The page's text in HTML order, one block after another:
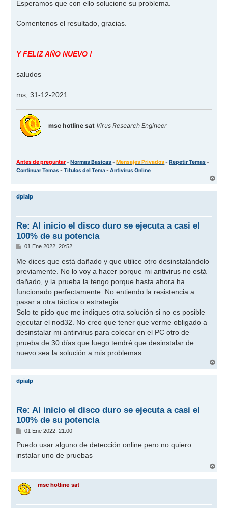
Esperamos que con ello solucione su problema.
Comentenos el resultado, gracias.
Y FELIZ AÑO NUEVO !
saludos
ms, 31-12-2021
msc hotline sat Virus Research Engineer
Antes de preguntar-Normas Basicas-Mensajes Privados-Repetir Temas-
Continuar Temas-Titulos del Tema-Antivirus Online
r
dpialp
Re: Al inicio el disco duro se ejecuta a casi el
100% de su potencia
M
n
a
e
01 Ene 2022, 20:52
Me dices que está dañado y que utilice otro desinstalándolo
previamente. No lo voy a hacer porque mi antivirus no está
dañado, y la prueba la tengo porque hasta ahora ha
funcionado perfectamente. No entiendo la resistencia a
pasar a otra táctica o estrategia.
Solo te pido que me indiques otra solución si no es posible
ejecutar el nod32. No creo que tener que verme obligado a
desinstalar mi antirvirus para colocar en el PC otro de
prueba de 30 días que luego tendré que desinstalar de
nuevo sea la solución a mis problemas.
r
dpialp
Re: Al inicio el disco duro se ejecuta a casi el
100% de su potencia
M
n
a
01 Ene 2022, 21:00
Puedo usar alguno de detección online pero no quiero
instalar uno de pruebas
r
msc hotline sat